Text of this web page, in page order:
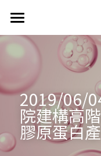
首頁
潤霈快訊
最新消息
媒體報導
影音分享
公司介紹
成立沿革
發展近況
技術優勢
核心團隊
銷售產品
2019/06/
院建構高
膠原蛋白